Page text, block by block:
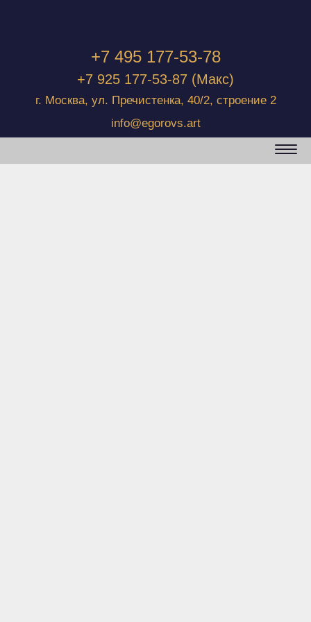
+7 495 177-53-78
+7 925 177-53-87 (Макс)
г. Москва, ул. Пречистенка, 40/2, строение 2
info@egorovs.art